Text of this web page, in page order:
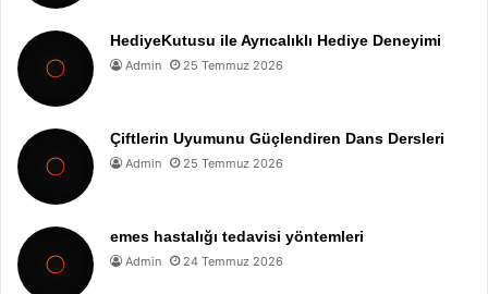
HediyeKutusu ile Ayrıcalıklı Hediye Deneyimi
Admin 25 Temmuz 2026
Çiftlerin Uyumunu Güçlendiren Dans Dersleri
Admin 25 Temmuz 2026
emes hastalığı tedavisi yöntemleri
Admin 24 Temmuz 2026